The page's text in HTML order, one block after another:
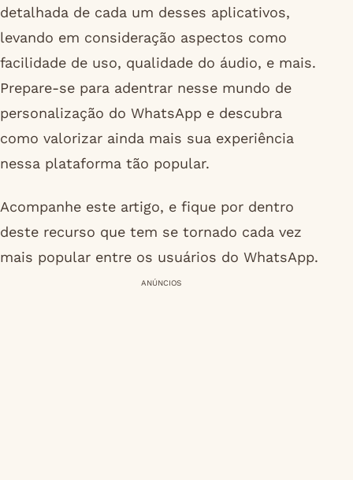
detalhada de cada um desses aplicativos,
levando em consideração aspectos como
facilidade de uso, qualidade do áudio, e mais.
Prepare-se para adentrar nesse mundo de
personalização do WhatsApp e descubra
como valorizar ainda mais sua experiência
nessa plataforma tão popular.
Acompanhe este artigo, e fique por dentro
deste recurso que tem se tornado cada vez
mais popular entre os usuários do WhatsApp.
ANÚNCIOS